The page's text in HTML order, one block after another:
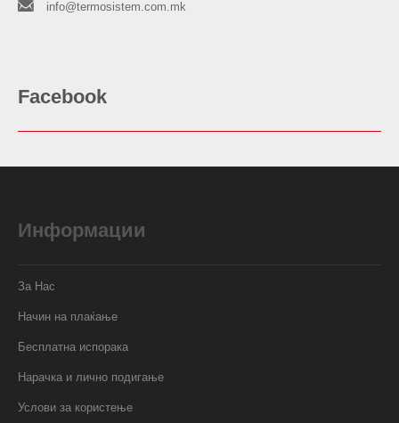
info@termosistem.com.mk
Facebook
Информации
За Нас
Начин на плаќање
Бесплатна испорака
Нарачка и лично подигање
Услови за користење